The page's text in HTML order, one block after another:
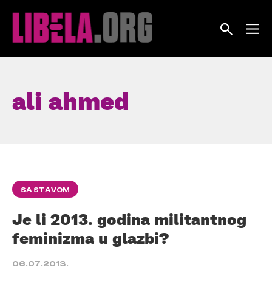
ali ahmed
SA STAVOM
Je li 2013. godina militantnog
feminizma u glazbi?
06.07.2013.